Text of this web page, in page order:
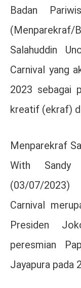
Badan
Salahuddin
Carnival yang
2023 sebagai
kreatif (ekraf)
Menparekraf
With
(03/07/2023)
Carnival
Presiden
peresmian
Jayapura pada